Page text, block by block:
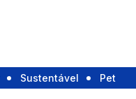
Sustentável Pet